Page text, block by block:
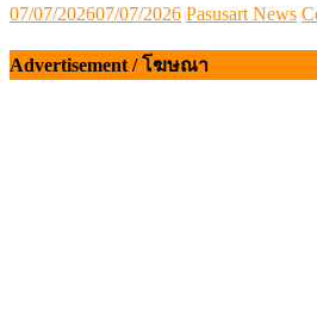
Posted
07/07/202607/07/2026 Author
Pasusart News
Advertisement / โฆษณา